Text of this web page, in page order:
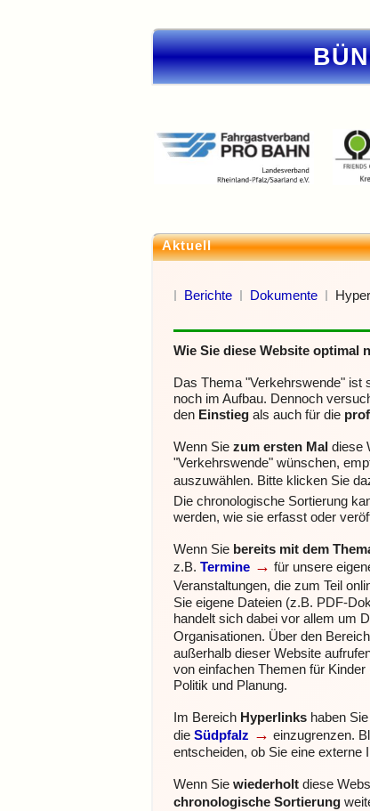
Aktuell
Berichte Dokumente
Wie Sie diese Website optimal
Das Thema "Verkehrswende" ist
noch im Aufbau. Dennoch
den Einstieg als auch für die
Wenn Sie zum ersten Mal diese
"Verkehrswende" wünschen,
auszuwählen. Bitte klicken Sie
Die chronologische Sortierung
werden, wie sie erfasst oder
Wenn Sie bereits mit dem
z.B. Termine → für unsere
Veranstaltungen, die zum Teil
Sie eigene Dateien (z.B. PDF-
handelt sich dabei vor allem um
Organisationen. Über den Bereich
außerhalb dieser Website
von einfachen Themen für
Politik und Planung.
Im Bereich Hyperlinks haben
die Südpfalz → einzugrenzen.
entscheiden, ob Sie eine externe
Wenn Sie wiederholt diese
chronologische Sortierung